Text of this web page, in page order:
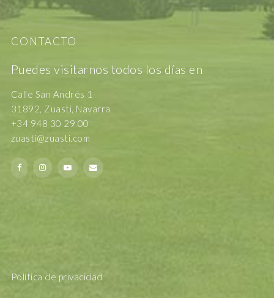
CONTACTO
Puedes visitarnos todos los días en
Calle San Andrés 1
31892, Zuasti, Navarra
+34 948 30 29 00
zuasti@zuasti.com
Política de privacidad